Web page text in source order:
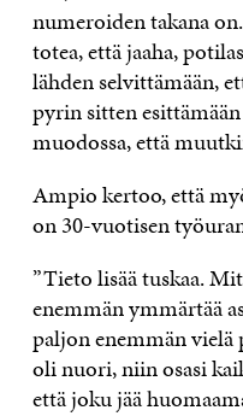
numeroiden takana
totea, että jaaha,
lähden selvittämään,
pyrin sitten esittämään
muodossa, että
Ampio kertoo, että
on 30-vuotisen
”Tieto lisää tuskaa.
enemmän ymmärtää
paljon enemmän
oli nuori, niin osasi
että joku jää